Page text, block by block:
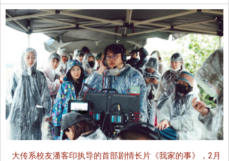
大传系校友潘客印执导的首部剧情长片《我家的事》，2月